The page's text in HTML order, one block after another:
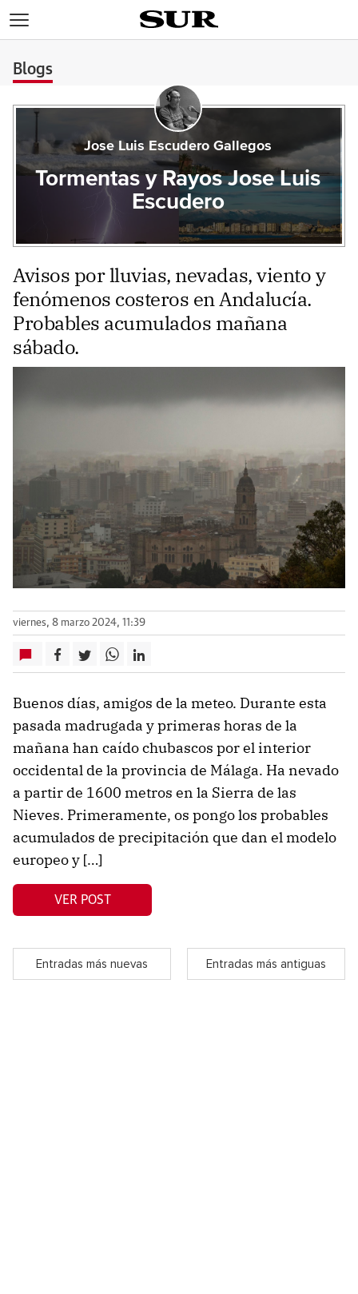
Blogs
Jose Luis Escudero Gallegos
Tormentas y Rayos Jose Luis
Escudero
Avisos por lluvias, nevadas, viento y
fenómenos costeros en Andalucía.
Probables acumulados mañana
sábado.
viernes, 8 marzo 2024, 11:39
Buenos días, amigos de la meteo. Durante esta
pasada madrugada y primeras horas de la
mañana han caído chubascos por el interior
occidental de la provincia de Málaga. Ha nevado
a partir de 1600 metros en la Sierra de las
Nieves. Primeramente, os pongo los probables
acumulados de precipitación que dan el modelo
europeo y […]
VER POST
Entradas más nuevas Entradas más antiguas